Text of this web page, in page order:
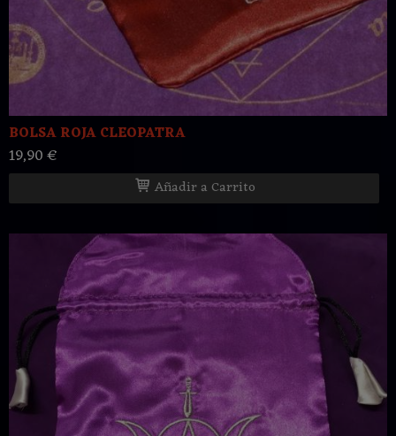
BOLSA ROJA CLEOPATRA
19,90 €
Añadir a Carrito